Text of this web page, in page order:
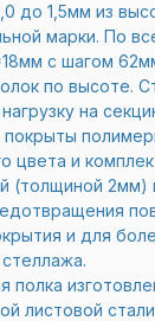
до 1,5мм из
марки. По
с шагом
по высоте.
на
покрыты
цвета и
(толщиной 2мм)
и для
полка
листовой